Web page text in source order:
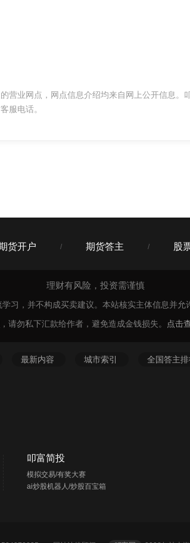
营业网点，网点信息介绍均来自网上公开信息。
服电话。
货开户 / 期货答主 / 股
理财有风险，投资需谨慎
习，并不构成买卖建议。本站核实主体信息并
请勿私下汇款给作者，避免造成金钱损失。
点击
最新内容 城市索引 全国答主
叩富简投
模拟交易/有奖大赛
ai炒股机器人/炒股百宝箱